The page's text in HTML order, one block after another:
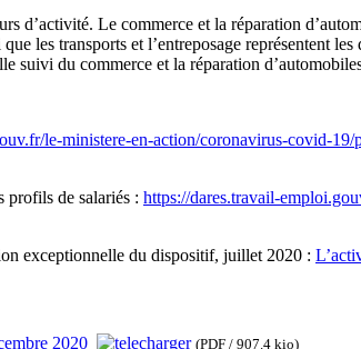
d’activité. Le commerce et la réparation
les transports et l’entreposage représentent
suivi du commerce et la réparation
le-ministere-en-action/coronavirus-covid-
profils de salariés : https://dares.travail-
exceptionnelle du dispositif, juillet 2020 :
2020 (PDF / 907.4 kio)